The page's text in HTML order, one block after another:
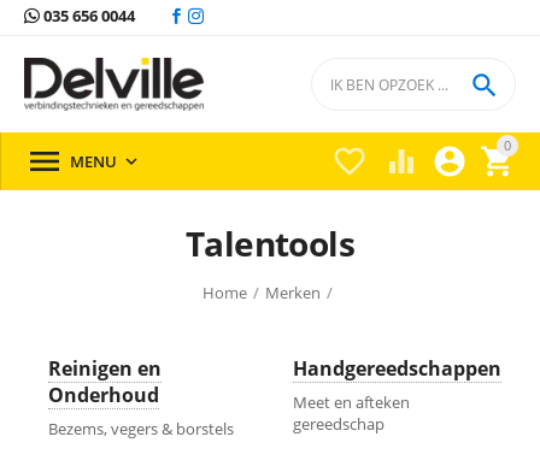
035 656 0044
0


 

 MENU 
Talentools
Home / Merken /
Reinigen en
Onderhoud
Bezems, vegers & borstels
Handgereedschappen
Meet en afteken
gereedschap